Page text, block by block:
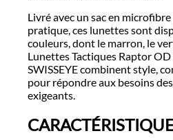
Livré avec un sac en
pratique, ces lunettes sont
couleurs, dont le marron, le
Lunettes Tactiques Raptor OD
SWISSEYE combinent style,
pour répondre aux besoins
exigeants.
CARACTÉ